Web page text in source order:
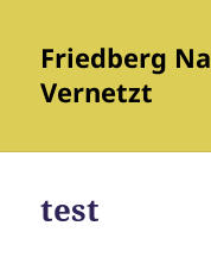
Friedberg
Vernetzt
test